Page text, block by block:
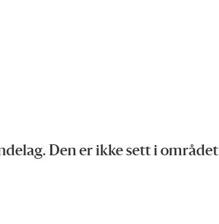
Den er ikke sett i området